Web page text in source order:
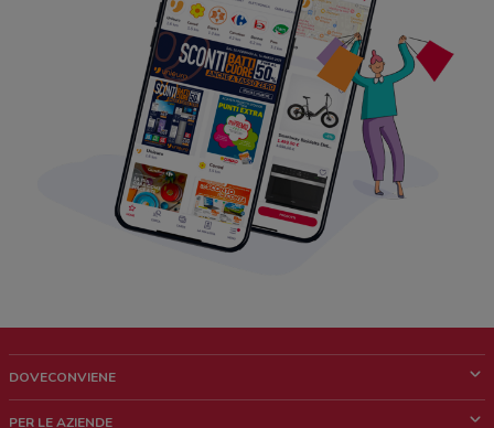
DOVECONVIENE
PER LE AZIENDE